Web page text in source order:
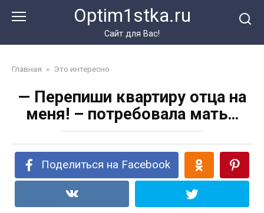
Optim1stka.ru
Сайт для Вас!
Главная » Это интересно
— Перепиши квартиру отца на
меня! – потребовала мать…
Поделиться на Facebook